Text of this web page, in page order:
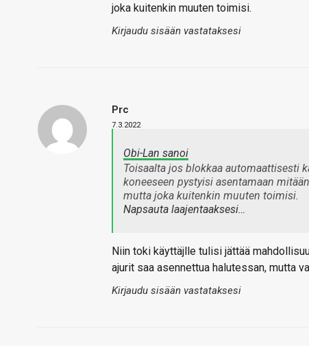
joka kuitenkin muuten toimisi.
Kirjaudu sisään vastataksesi
Prc
7.3.2022
Obi-Lan sanoi
Toisaalta jos blokkaa automaattisesti
koneeseen pystyisi asentamaan
mutta joka kuitenkin muuten toimisi.
Napsauta laajentaaksesi…
Niin toki käyttäjlle tulisi jättää
ajurit saa asennettua halutessan, mutta
Kirjaudu sisään vastataksesi